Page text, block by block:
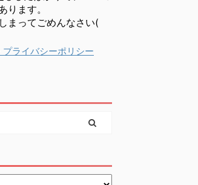
ります。
まってごめんなさい(
ライバシーポリシー